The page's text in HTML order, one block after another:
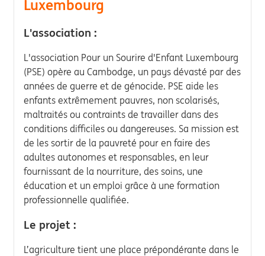
Luxembourg
L'association :
L'association Pour un Sourire d'Enfant Luxembourg
(PSE) opère au Cambodge, un pays dévasté par des
années de guerre et de génocide. PSE aide les
enfants extrêmement pauvres, non scolarisés,
maltraités ou contraints de travailler dans des
conditions difficiles ou dangereuses. Sa mission est
de les sortir de la pauvreté pour en faire des
adultes autonomes et responsables, en leur
fournissant de la nourriture, des soins, une
éducation et un emploi grâce à une formation
professionnelle qualifiée.
Le projet :
L’agriculture tient une place prépondérante dans le